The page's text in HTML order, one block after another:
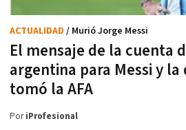
El mensaje de la cuenta
argentina para Messi y la
tomó la AFA
ACTUALIDAD / Murió Jorge Messi
PoriProfesional